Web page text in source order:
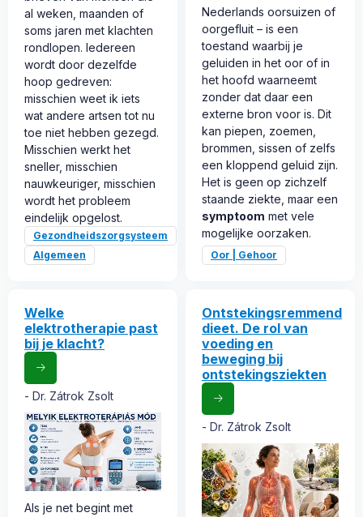
al weken, maanden of
soms jaren met klachten
rondlopen. Iedereen
wordt door dezelfde
hoop gedreven:
misschien weet ik iets
wat andere artsen tot nu
toe niet hebben gezegd.
Misschien werkt het
sneller, misschien
nauwkeuriger, misschien
wordt het probleem
eindelijk opgelost.
Gezondheidszorgsysteem
Algemeen
Nederlands oorsuizen of
oorgefluit – is een
toestand waarbij je
geluiden in het oor of in
het hoofd waarneemt
zonder dat daar een
externe bron voor is. Dit
kan piepen, zoemen,
brommen, sissen of zelfs
een kloppend geluid zijn.
Het is geen op zichzelf
staande ziekte, maar een
symptoom met vele
mogelijke oorzaken.
Oor | Gehoor
Welke
elektrotherapie past
bij je klacht?
Dr. Zátrok Zsolt
Als je net begint met
Ontstekingsremmend
dieet. De rol van
voeding en
beweging bij
ontstekingsziekten
Dr. Zátrok Zsolt